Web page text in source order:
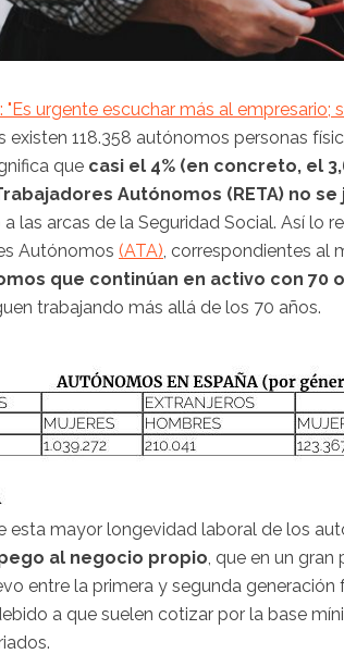
"Es urgente escuchar más al empresario;
existen 118.358 autónomos personas
que casi el 4% (en concreto, el
Autónomos (RETA) no se
las arcas de la Seguridad Social. Así lo
Autónomos (ATA) , correspondientes
que continúan en activo con 70
trabajando más allá de los 70 años.
esta mayor longevidad laboral de los
al negocio propio , que en un
entre la primera y segunda generación
a que suelen cotizar por la base